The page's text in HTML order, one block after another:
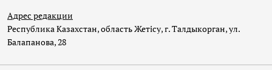
Адрес редакции
Республика Казахстан, область Жетісу, г. Талдыкорган, ул.
Балапанова, 28